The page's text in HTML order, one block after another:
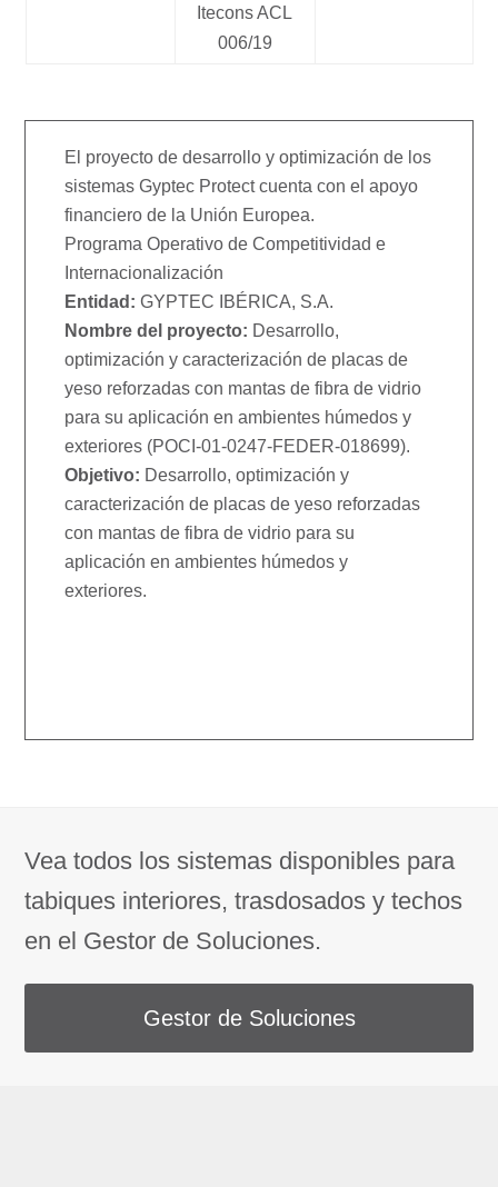
Itecons ACL
006/19
El proyecto de desarrollo y optimización de los
sistemas Gyptec Protect cuenta con el apoyo
financiero de la Unión Europea.
Programa Operativo de Competitividad e
Internacionalización
Entidad: GYPTEC IBÉRICA, S.A.
Nombre del proyecto: Desarrollo,
optimización y caracterización de placas de
yeso reforzadas con mantas de fibra de vidrio
para su aplicación en ambientes húmedos y
exteriores (POCI-01-0247-FEDER-018699).
Objetivo: Desarrollo, optimización y
caracterización de placas de yeso reforzadas
con mantas de fibra de vidrio para su
aplicación en ambientes húmedos y
exteriores.
Vea todos los sistemas disponibles para
tabiques interiores, trasdosados y techos
en el Gestor de Soluciones.
Gestor de Soluciones